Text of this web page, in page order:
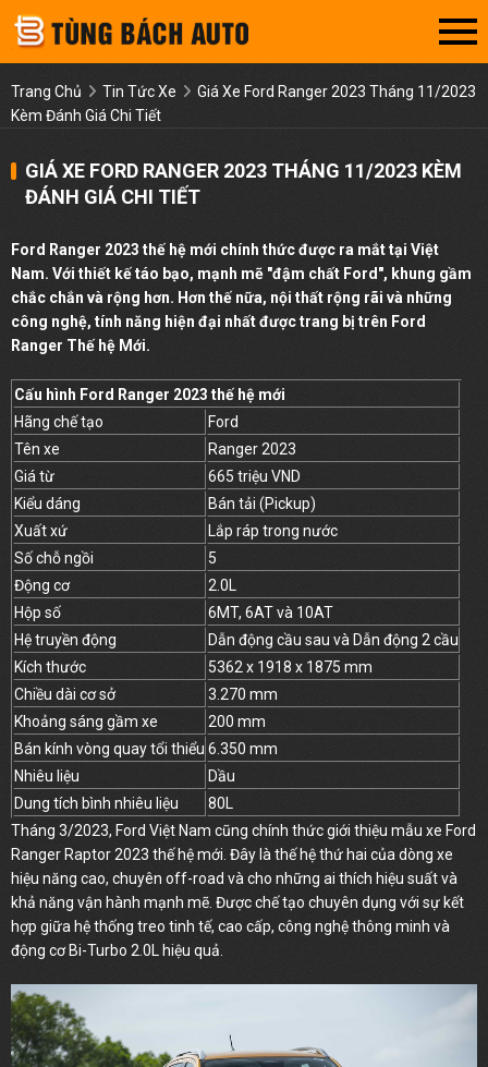
Trang Chủ Tin Tức Xe
Giá Xe Ford Ranger 2023 Tháng 11/2023
Kèm Đánh Giá Chi Tiết
GIÁ XE FORD RANGER 2023 THÁNG 11/2023 KÈM
ĐÁNH GIÁ CHI TIẾT
Ford Ranger 2023 thế hệ mới chính thức được ra mắt tại Việt
Nam. Với thiết kế táo bạo, mạnh mẽ "đậm chất Ford", khung gầm
chắc chắn và rộng hơn. Hơn thế nữa, nội thất rộng rãi và những
công nghệ, tính năng hiện đại nhất được trang bị trên Ford
Ranger Thế hệ Mới.
Cấu hình Ford Ranger 2023 thế hệ mới
Hãng chế tạo
Ford
Tên xe
Ranger 2023
Giá từ
665 triệu VND
Kiểu dáng
Bán tải (Pickup)
Xuất xứ
Lắp ráp trong nước
Số chỗ ngồi
5
Động cơ
2.0L
Hộp số
6MT, 6AT và 10AT
Hệ truyền động
Dẫn động cầu sau và Dẫn động 2 cầu
Kích thước
5362 x 1918 x 1875 mm
Chiều dài cơ sở
3.270 mm
Khoảng sáng gầm xe
200 mm
Bán kính vòng quay tổi thiểu 6.350 mm
Nhiêu liệu
Dầu
Dung tích bình nhiêu liệu
80L
Tháng 3/2023, Ford Việt Nam cũng chính thức giới thiệu mẫu xe Ford
Ranger Raptor 2023 thế hệ mới. Đây là thế hệ thứ hai của dòng xe
hiệu năng cao, chuyên off-road và cho những ai thích hiệu suất và
khả năng vận hành mạnh mẽ. Được chế tạo chuyên dụng với sự kết
hợp giữa hệ thống treo tinh tế, cao cấp, công nghệ thông minh và
động cơ Bi-Turbo 2.0L hiệu quả.